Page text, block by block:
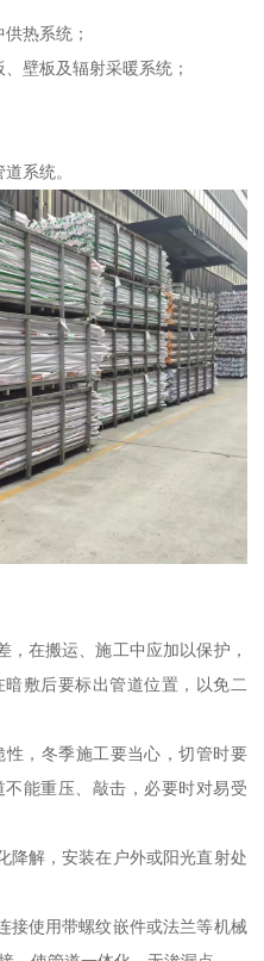
热系统；
壁板及辐射采暖系统；
系统。
，在搬运、施工中应加以保护，
敷后要标出管道位置，以免二
，冬季施工要当心，切管时要
能重压、敲击，必要时对易受
降解，安装在户外或阳光直射处
接使用带螺纹嵌件或法兰等机械